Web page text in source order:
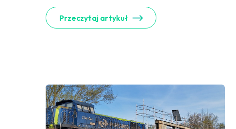
Przeczytaj artykuł